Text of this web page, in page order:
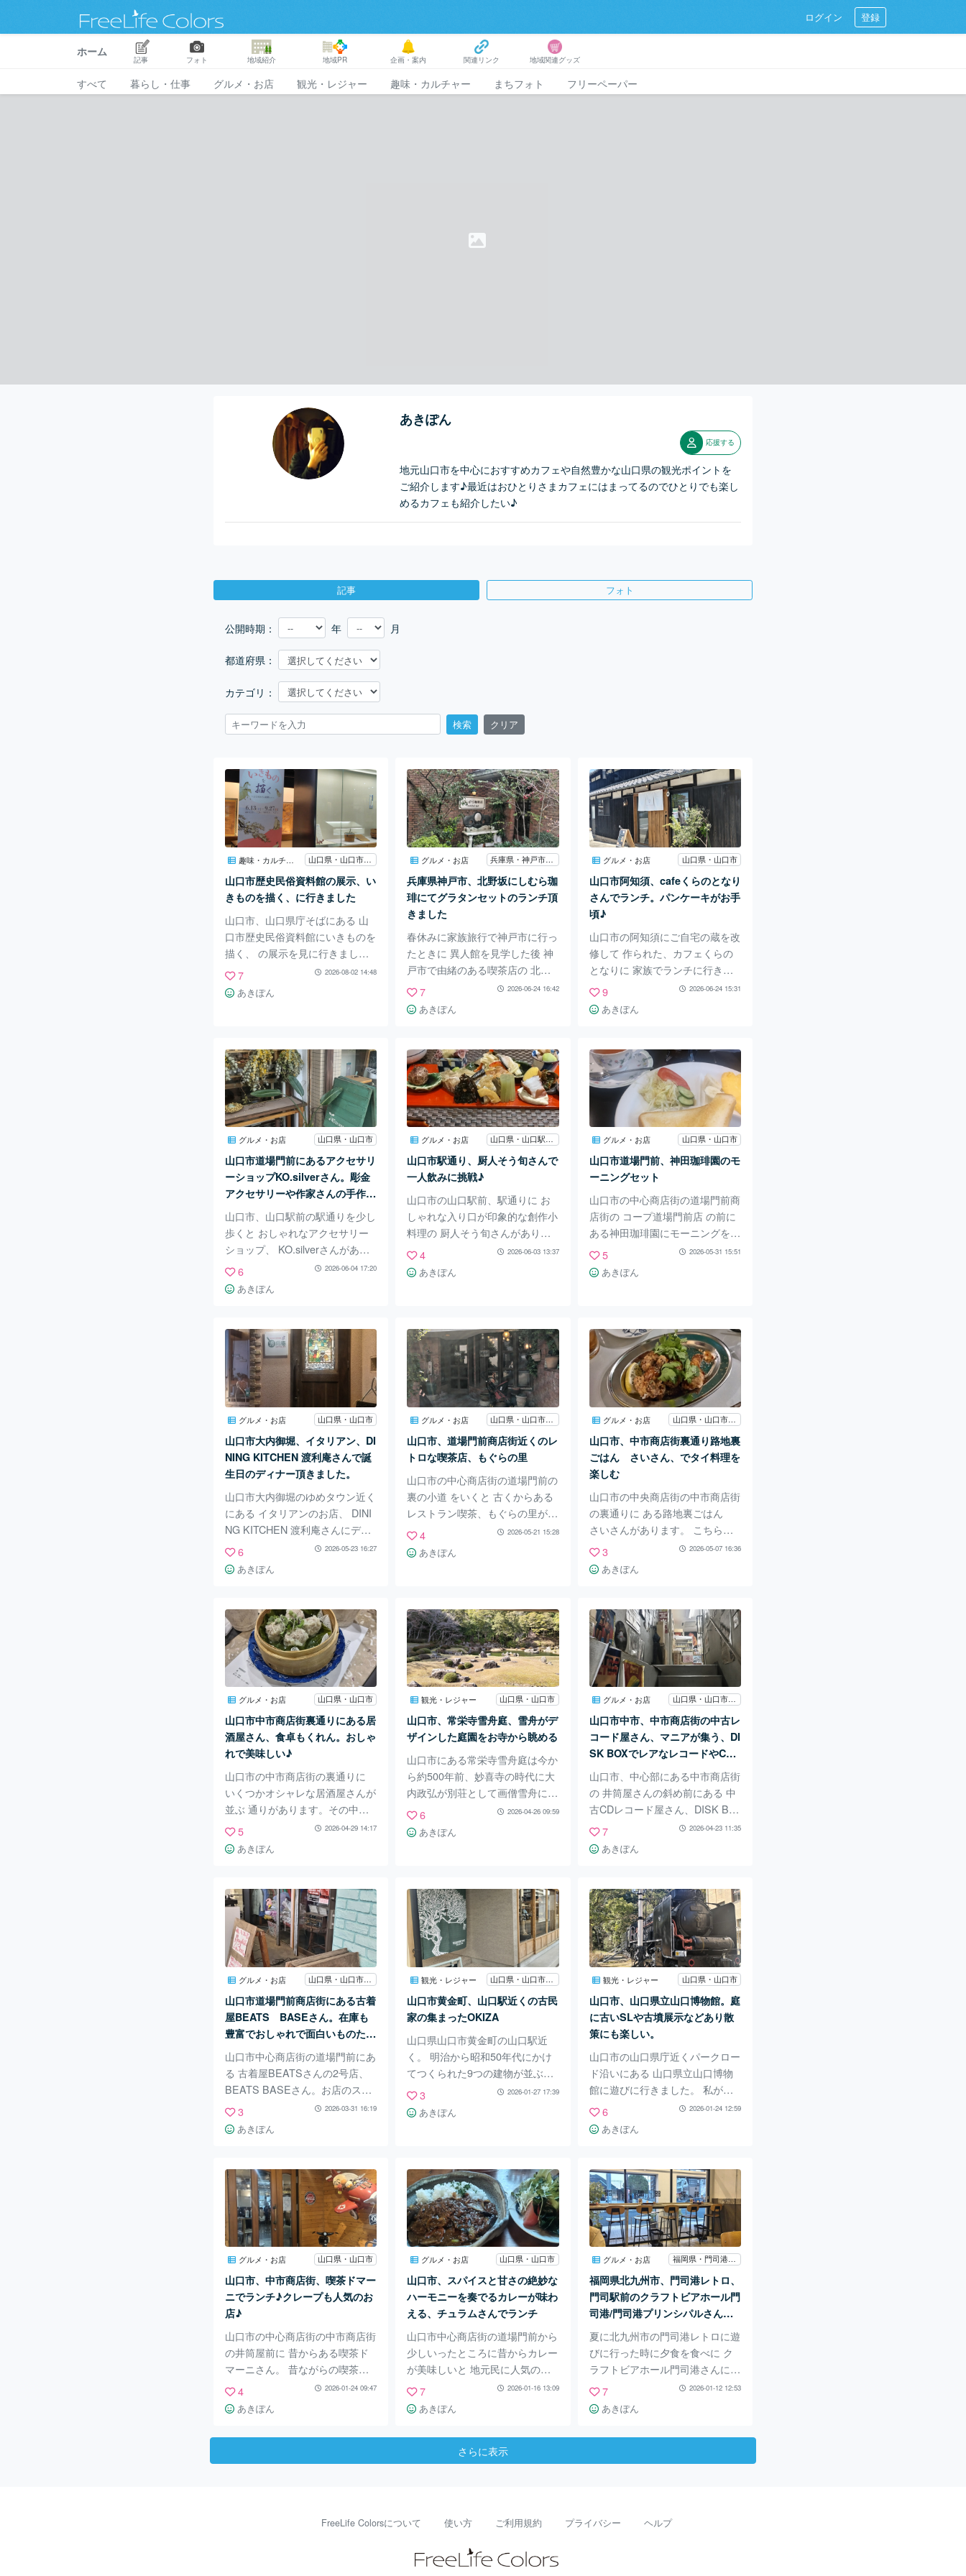
ログイン 登録
ホーム
記事 フォト 地域紹介 地域PR 企画・案内 関連リンク 地域関連グッズ
すべて 暮らし・仕事 グルメ・お店 観光・レジャー 趣味・カルチャー まちフォト フリーペーパー
あきぽん
応援する
地元山口市を中心におすすめカフェや自然豊かな山口県の観光ポイントを
ご紹介します♪最近はおひとりさまカフェにはまってるのでひとりでも楽し
めるカフェも紹介したい♪
記事 フォト
公開時期： 年 月
都道府県：
カテゴリ：
検索 クリア
趣味・カルチャー 山口県・山口市歴史民俗資料館
山口市歴史民俗資料館の展示、い
きものを描く、に行きました
山口市、山口県庁そばにある 山
口市歴史民俗資料館にいきものを
描く、 の展示を見に行きまし
た。 企画展はいつもいろいろ 替
えて精力的にされています。 今
回は花や動物など中心に展示され
愛かったです。 夏休みなのでお
子さんも多くこられていました。
今回の展示は9月27日までとのこ
と。 常設展示の山口市について
の資料も多く地元を知れて勉強に
なりました。 古地図なども多く
ありました。昔の古道具などもあ
り面白かったです。 玄関を入っ
たところには瑠璃
7 2026-08-02 14:48
あきぽん
グルメ・お店
兵庫県神戸市、北野坂にしむら珈
琲にてグラタンセットのランチ頂
きました
春休みに家族旅行で神戸市に行っ
たときに 異人館を見学した後 神
戸市で由緒のある喫茶店の 北野
坂にしむら珈琲にランチを食べに
行きました。 異時館下の北野坂
をおりている途中にあります。何
あるとのことですが一番古くて異
人館に近いところです。 今回は
以前は会員制で会員しかはいれな
かった 2階でランチを頂きまし
た。 店内はやはり格式のある豪
華な佇まいです。 黒柳徹子さん
や近隣の大使の方などが御用達で
あったとか。 今回は予約をして
いきました。 グラタンが美味し
いとのことで グラ
7 2026-06-24 16:42
あきぽん
グルメ・お店 山口県・山口市
山口市阿知須、cafeくらのとなり
さんでランチ。パンケーキがお手
頃♪
山口市の阿知須にご自宅の蔵を改
修して 作られた、カフェくらの
となりに 家族でランチに行きま
した。 とても人気で土日は混む
とのこと。 ゴールデンウィーク
でしたが なんとかまたずに入店
伺えました。 リフォームがとて
も素敵で 天井の梁などは残され
て雰囲気がとても良いです。 メ
ニューを見るとメニューの多さと
お手頃なお値段にびっくり。家族
3人で行ったので いろいろ取って
分けて食べることに。 ピザやサ
ラダ、ハンバーグ、コロッケなど
を注文しました。 どれも味付け
が丁度良く取り皿
9 2026-06-24 15:31
あきぽん
グルメ・お店 山口県・山口市
山口市道場門前にあるアクセサリ
ーショップKO.silverさん。彫金
アクセサリーや作家さんの手作り
雑貨もあります♪
山口市、山口駅前の駅通りを少し
歩くと おしゃれなアクセサリー
ショップ、 KO.silverさんがあり
ます。 オーナー自ら手掛ける彫
金アクセサリーの ほかにも季節
ごとにいろいろな作家さんによる
ます。 布小物やドライフラワー
の雑貨、革小物など 女性だけで
なく男性もファンが多いです。
見るだけでも楽しいお店です。
オーナーの佐伯さんは彫金デザイ
ナーをされていて素敵なアクセサ
リーを作られます。 イヤリング
やピアス、バングル、リング、
ネックレス、ブレスレットなど。
誰でも
6 2026-06-04 17:20
あきぽん
グルメ・お店 山口県・山口駅通り
山口市駅通り、厨人そう旬さんで
一人飲みに挑戦♪
山口市の山口駅前、駅通りに お
しゃれな入り口が印象的な創作小
料理の 厨人そう旬さんがありま
す。 カウンター席もあるという
ことで 一人飲みに初挑戦しまし
た。 内装もシックで素敵でし
お通し。お通しのおひたしが と
ても美味しいので期待。 この日
は人気のそう旬プレートを注文し
ました。 2600円。 素敵なプレー
トに彩りよく並ぶ お酒のあてに
良さそうな数々。 煮凍りや魚介
も嬉しいけど野菜の煮物も 手が
込んだ味付けがして それぞれ美
味しい。季節
4 2026-06-03 13:37
あきぽん
グルメ・お店 山口県・山口市
山口市道場門前、神田珈琲園のモ
ーニングセット
山口市の中心商店街の道場門前商
店街の コープ道場門前店 の前に
ある神田珈琲園にモーニングを
食べに行きました。 神田珈琲園
は以前は別の場所にあり オーナ
ーが辞められたのですが 常連の
ターに師事し、珈琲の淹れ方もマ
スターされたとのことです。 こ
だわりの珈琲が頂けます。 この
日はモーニングを頂きました。
他にもカレーやデザートもありま
した。 モーニングは７００円と
お手頃でした。 トースト、サラ
ダ、卵焼き、バナナ。あとはドリ
ンクの珈琲のセット
5 2026-05-31 15:51
あきぽん
グルメ・お店 山口県・山口市
山口市大内御堀、イタリアン、DI
NING KITCHEN 渡利庵さんで誕
生日のディナー頂きました。
山口市大内御堀のゆめタウン近く
にある イタリアンのお店、 DINI
NG KITCHEN 渡利庵さんにディ
ナーに行きました。 わたりあん
と読みます。 こちらはピザやパ
スタも美味しい ランチでも人気
て行ってもらいました。 この日
は3500円のコースを頼みまし
た。 生ハムのサラダやグリーン
ピースの ポタージュなど。サラ
ダもドレッシングの味が凝ってい
てとても美味しい。スープもとて
も美味しかったです。 パスタは
ズワイガニのクリームパスタ。
こちらも濃厚で美味しかった。
ピザも
6 2026-05-23 16:27
あきぽん
グルメ・お店
山口市、道場門前商店街近くのレ
トロな喫茶店、もぐらの里
山口市の中心商店街の道場門前の
裏の小道 をいくと 古くからある
レストラン喫茶、もぐらの里があ
ります。レトロ喫茶という感じで
しょうか。 しばらく行ってなか
ったのですが ご家族の方が跡を
経っています。 素敵なマダムが
お一人でされていましたが いま
はご家族夫婦がされています。
昔と変わらない外観と内装です。
ドライカレーや五目焼き飯、ハン
バーグセット などが昔から人気
でした。 私は10年以上ぶりに五
目焼き飯を 頂きました。1000円
なり。
4 2026-05-21 15:28
あきぽん
グルメ・お店 山口県・山口市中市商店街
山口市、中市商店街裏通り路地裏
ごはん さいさん、でタイ料理を
楽しむ
山口市の中央商店街の中市商店街
の裏通りに ある路地裏ごはん
さいさんがあります。 こちらは
タイ料理の居酒屋さんです。 お
昼もカレーを中心にランチをされ
ています。 この日はお友達と夜
にあう一品料理や オススメのグ
リーンカレーなど いくつか注文
しました。 春巻きやウインナー
いためなど お酒にあうものなど
メニューも いろいろあって注文
も楽しいです。 春巻きがとても
美味しかったです。 オススメの
グリーンカレー。 結構辛いので
辛いもの好きな方はぜひ。 ココ
ナッツミルクの香りが
3 2026-05-07 16:36
あきぽん
グルメ・お店 山口県・山口市
山口市中市商店街裏通りにある居
酒屋さん、食卓もくれん。おしゃ
れで美味しい♪
山口市の中市商店街の裏通りに
いくつかオシャレな居酒屋さんが
並ぶ 通りがあります。その中の1
軒、 食卓もくれんさん。外観が
少し北欧風で可愛いです。 お友
達との食事会で伺いました。 若
ています。 メニューはすべて女
性ならではの センスのよいもの
が並びます。 お酒もいろいろあ
りますが それ以外にも薬膳茶を
頼みましたが たっぷり入ってて
その日の体調に合わせて出してく
れるのが嬉しかったです。 手作
り蒸しシュウマイや 牡蠣のオイ
ル漬け、菜の花とケールの炒め物
など気の利いた美
5 2026-04-29 14:17
あきぽん
観光・レジャー 山口県・山口市
山口市、常栄寺雪舟庭、雪舟がデ
ザインした庭園をお寺から眺める
山口市にある常栄寺雪舟庭は今か
ら約500年前、妙喜寺の時代に大
内政弘が別荘として画僧雪舟に築
庭させたものと伝えられていま
す。 現在国の史跡及び名勝に指
定されています。 常栄寺の山門
める景色が最高です。 庭は900坪
の広さあり山林や池もありとても
景色がよいです。 お寺の広縁か
ら眺めるとほんとに美しい。 時
間があれば庭の奥側は遊歩道にな
っているので散策も楽しめる。
お寺の中庭には南溟庭とよばれる
枯山水のお庭がある。こんな立派
なものが片田舎
6 2026-04-26 09:59
あきぽん
グルメ・お店 山口県・山口市中市商店街
山口市中市、中市商店街の中古レ
コード屋さん、マニアが集う、DI
SK BOXでレアなレコードやCD
を探そう♪
山口市、中心部にある中市商店街
の 井筒屋さんの斜め前にある 中
古CDレコード屋さん、DISK BO
Xです。 40年くらい前からあっ
て マニアや地元の人々に愛され
るレコード屋さんです。 店内に
ドが所狭しと並んでいて圧巻で
す。 2階にありますので 階段上
がって登るとワクワクが詰まって
います。 クラシックやジャズな
ども揃いますので お年寄りから
若い人まで 訪れます。 データで
の時代ですので 逆にいまは昔のC
Dが手に入りにくいので そちらを
探して来られる方も多数とか。
レコ
7 2026-04-23 11:35
あきぽん
グルメ・お店 山口県・山口市道場門前
山口市道場門前商店街にある古着
屋BEATS BASEさん。在庫も
豊富でおしゃれで面白いものたく
さん。この品揃えはなかなか。し
かもかなりお値段もお手頃♪
山口市中心商店街の道場門前にあ
る 古着屋BEATSさんの2号店、
BEATS BASEさん。お店のスペ
ースもかなりあり 相当な在庫数
お持ちです。 二階もあり。 しか
もかなりお値打ち品も多く レア
お手頃なスウェットも数多く 気
軽に試せるお店です。 昨今はか
なりお値段のお高めな古着のお店
の 多い中、こちらはほんとに良
心的です。 たくさん買うとお値
引きやおまけもあるかも。 一階
奥には大きなモニターで音楽がか
かってて音楽好きにも嬉しいです
♪ 中市商店街にも本店があります
が
3 2026-03-31 16:19
あきぽん
観光・レジャー
山口市黄金町、山口駅近くの古民
家の集まったOKIZA
山口県山口市黄金町の山口駅近
く。 明治から昭和50年代にかけ
てつくられた9つの建物が並ぶ土
地に、 食堂、商店、シェアスペ
ース、オフィスなどが集まる小さ
なコミュニティOKIZA（おき
ま残っているのは山口市では珍し
いのでは。 リフォーム会社の方
が 古民家をリフォームして カフ
ェや図書室やお花屋さんなどを
されています。 一番手前におし
ゃれなまるまつ食堂というカフェ
があり その奥をいくとお花屋さ
んがあります。 どれも素敵に中
をリフォームされ
3 2026-01-27 17:39
あきぽん
観光・レジャー 山口県・山口市
山口市、山口県立山口博物館。庭
に古いSLや古墳展示などあり散
策にも楽しい。
山口市の山口県庁近くパークロー
ド沿いにある 山口県立山口博物
館に遊びに行きました。 私が小
さい頃からかわりなく 少し建物
の古さの気になるところでは あ
りますが 企画などいろいろ頑張
どもたちに毎年人気です。 訪れ
た日は中世山口の海と道という企
画展示開催中でした。大内文化が
分かるとのことで 気になりまし
た。また見に来てみたいです。
裏側にまわると古墳などが展示さ
れており散策が楽しいです。 山
口市白石茶臼山石棺墓群とのこ
と。 弥生時代終末期から古墳時
代前期にかけての石室
6 2026-01-24 12:59
あきぽん
グルメ・お店 山口県・山口市
山口市、中市商店街、喫茶ドマー
ニでランチ♪クレープも人気のお
店♪
山口市の中心商店街の中市商店街
の井筒屋前に 昔からある喫茶ド
マーニさん。 昔ながらの喫茶店
という感じで ナポリタンやオム
ライス、 ピラフなど昔ながらの
メニューも とても美味しいで
す。 セットメニューも多く ハン
ど あります。 モーニングも人気
ェもあり。 この日は大好きなエ
4 2026-01-24 09:47
あきぽん
グルメ・お店 山口県・山口市
山口市、スパイスと甘さの絶妙な
ハーモニーを奏でるカレーが味わ
える、チュラムさんでランチ
山口市中心商店街の道場門前から
少しいったところに昔からカレー
が美味しいと 地元民に人気のチ
ュラムさんがあります。 昔なが
らのカレーと喫茶店といった雰囲
気です。 店内はウッディな感じ
で観葉植物がたくさんあります。
ずいぶん久しぶりにきましたか
あまりお値段がかわっておらずと
らあり そそられましたが 一番人
した。 お一人でされているので
お客さんが多いときは少し待つか
7 2026-01-16 13:09
あきぽん
グルメ・お店 福岡県・門司港レトロ
福岡県北九州市、門司港レトロ、
門司駅前のクラフトビアホール門
司港/門司港プリンシパルさんで
美味しい夕食♪
夏に北九州市の門司港レトロに遊
びに行った時に夕食を食べに ク
ラフトビアホール門司港さんに行
きました。 門司港駅前にあり外
観も雰囲気のある 素敵なお店で
す。 内装も素敵で カウンターも
ありテーブル席も多くあり 大人
のでビールは残念ながら 注文し
トビールをぜひ試してみたいで
7 2026-01-12 12:53
あきぽん
さらに表示
FreeLife Colorsについて 使い方 ご利用規約 プライバシー ヘルプ